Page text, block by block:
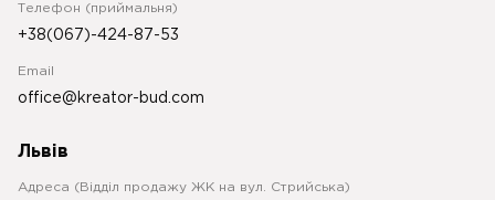
Телефон (приймальня)
+38(067)-424-87-53
Email
office@kreator-bud.com
Львів
Адреса (Відділ продажу ЖК на вул. Стрийська)